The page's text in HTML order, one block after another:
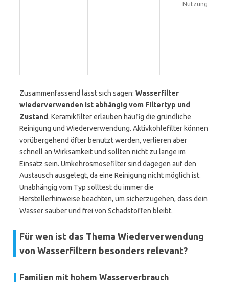
Nutzung
Zusammenfassend lässt sich sagen: Wasserfilter
wiederverwenden ist abhängig vom Filtertyp und
Zustand. Keramikfilter erlauben häufig die gründliche
Reinigung und Wiederverwendung. Aktivkohlefilter können
vorübergehend öfter benutzt werden, verlieren aber
schnell an Wirksamkeit und sollten nicht zu lange im
Einsatz sein. Umkehrosmosefilter sind dagegen auf den
Austausch ausgelegt, da eine Reinigung nicht möglich ist.
Unabhängig vom Typ solltest du immer die
Herstellerhinweise beachten, um sicherzugehen, dass dein
Wasser sauber und frei von Schadstoffen bleibt.
Für wen ist das Thema Wiederverwendung
von Wasserfiltern besonders relevant?
Familien mit hohem Wasserverbrauch